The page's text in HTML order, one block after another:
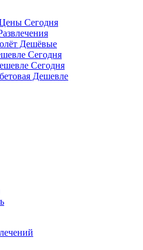
Сегодня
Дешёвые
Сегодня
Сегодня
Дешевле